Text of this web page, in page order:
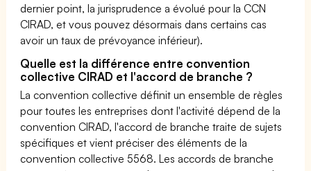
dernier point, la jurisprudence a évolué pour la CCN
CIRAD, et vous pouvez désormais dans certains cas
avoir un taux de prévoyance inférieur).
Quelle est la différence entre convention
collective CIRAD et l'accord de branche ?
La convention collective définit un ensemble de règles
pour toutes les entreprises dont l'activité dépend de la
convention CIRAD, l'accord de branche traite de sujets
spécifiques et vient préciser des éléments de la
convention collective 5568. Les accords de branche